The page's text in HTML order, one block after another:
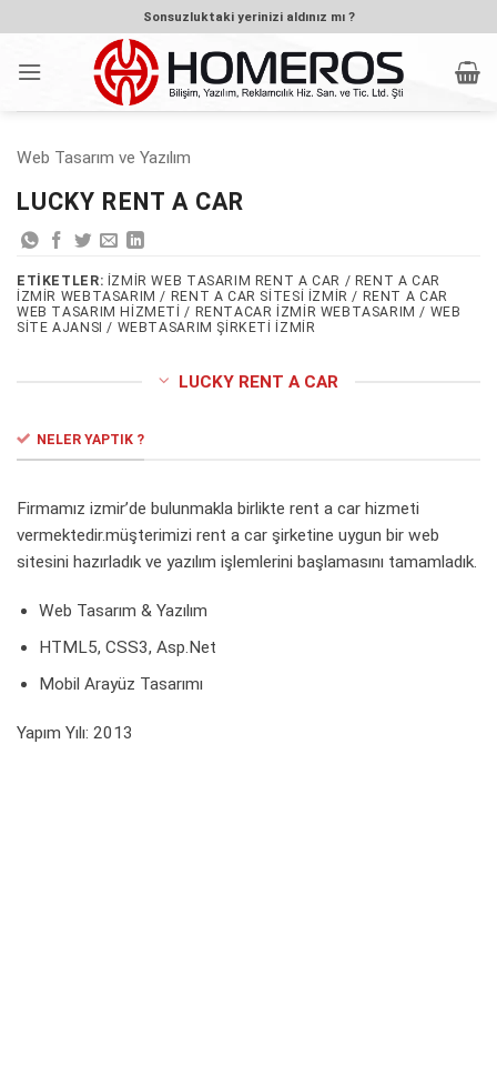
atla
Sonsuzluktaki yerinizi aldınız mı ?
Web Tasarım ve Yazılım
LUCKY RENT A CAR
ETIKETLER: IZMIR WEB TASARIM RENT A CAR / RENT A CAR
IZMIR WEBTASARIM / RENT A CAR SITESI IZMIR / RENT A CAR
WEB TASARIM HIZMETI / RENTACAR IZMIR WEBTASARIM / WEB
SITE AJANSI / WEBTASARIM ŞIRKETI IZMIR
LUCKY RENT A CAR
NELER YAPTIK ?
Firmamız izmir’de bulunmakla birlikte rent a car hizmeti
vermektedir.müşterimizi rent a car şirketine uygun bir web
sitesini hazırladık ve yazılım işlemlerini başlamasını tamamladık.
Web Tasarım & Yazılım
HTML5, CSS3, Asp.Net
Mobil Arayüz Tasarımı
Yapım Yılı: 2013